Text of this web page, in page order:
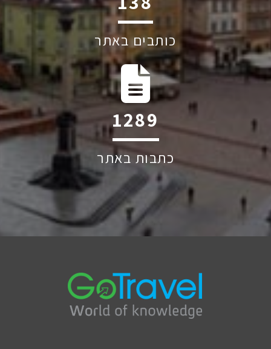
כותבים באתר
1906
כתבות באתר